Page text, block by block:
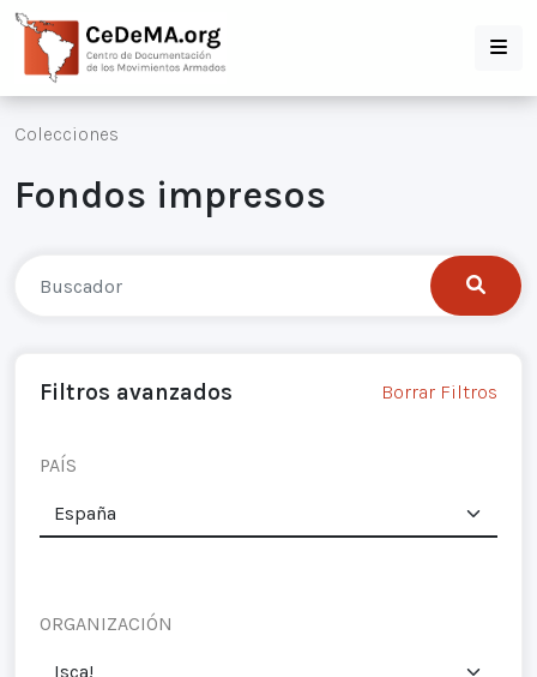
Colecciones
Fondos impresos
Filtros avanzados Borrar Filtros
PAÍS
ORGANIZACIÓN